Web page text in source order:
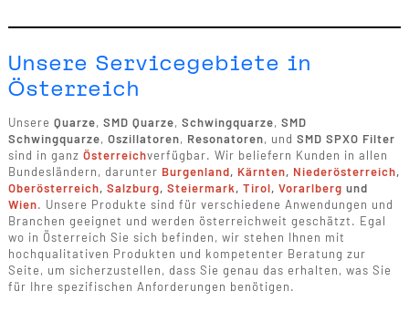
Unsere Servicegebiete in
Österreich
Unsere Quarze, SMD Quarze, Schwingquarze, SMD
Schwingquarze, Oszillatoren, Resonatoren, und SMD SPXO Filter
sind in ganz Österreichverfügbar. Wir beliefern Kunden in allen
Bundesländern, darunter Burgenland, Kärnten, Niederösterreich,
Oberösterreich, Salzburg, Steiermark, Tirol, Vorarlberg und
Wien. Unsere Produkte sind für verschiedene Anwendungen und
Branchen geeignet und werden österreichweit geschätzt. Egal
wo in Österreich Sie sich befinden, wir stehen Ihnen mit
hochqualitativen Produkten und kompetenter Beratung zur
Seite, um sicherzustellen, dass Sie genau das erhalten, was Sie
für Ihre spezifischen Anforderungen benötigen.